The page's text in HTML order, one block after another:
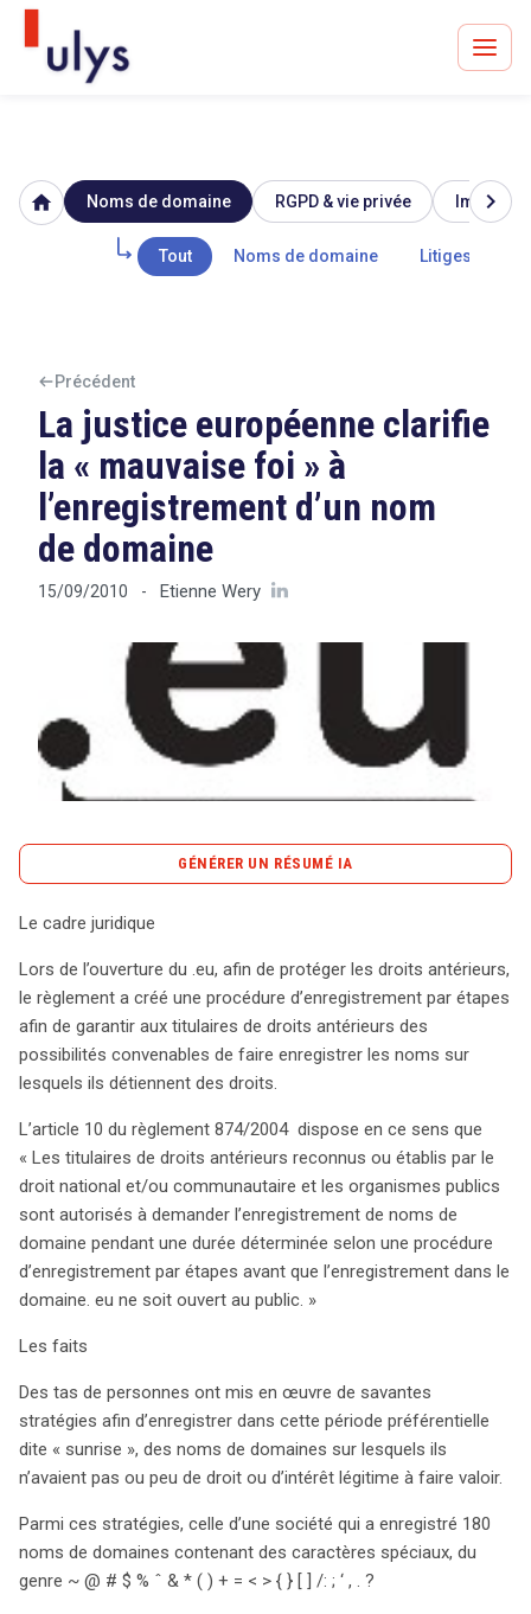
Avocats à Paris & Bruxelles
Leader en droit de l'innovation depuis 30 ans
Tout sur le RGPD
Rechercher
CONTACT
home Noms de domaine RGPD & vie privée Image &
Tout Noms de domaine Litiges
chevron_right
Précédent
La justice européenne clarifie
la « mauvaise foi » à
l’enregistrement d’un nom
de domaine
15/09/2010 - Etienne Wery
GÉNÉRER UN RÉSUMÉ IA
d’enregistrement par étapes, visant à protéger les droits
antérieurs des titulaires. Ce cadre juridique permet aux
détenteurs de droits établis de revendiquer des noms de
domaine avant leur disponibilité publique, conformément
à l’article 10 du règlement 874/2004. Cependant, cette
période « sunrise » a également été exploitée par des
individus cherchant à enregistrer des noms de domaine
sans droits légitimes, en utilisant des caractères
spéciaux pour contourner les restrictions. Par exemple,
un acteur a enregistré 180 noms de domaine en
intégrant des symboles pour finalement revendiquer des
marques connues. L’article 21 du même règlement
mauvaise foi. La Cour a précisé que cette notion de
énumérés dans le règlement, mais peut être établie par
d’autres circonstances. Plusieurs critères sont à
considérer pour évaluer la mauvaise foi, y compris
l’intention de l’enregistrant, la chronologie des
enregistrements et le contexte général de
l’enregistrement. La répétition de comportements
similaires et l’enregistrement de noms juste avant la
Le cadre juridique
Lors de l’ouverture du .eu, afin de protéger les droits antérieurs,
le règlement a créé une procédure d’enregistrement par étapes
afin de garantir aux titulaires de droits antérieurs des
possibilités convenables de faire enregistrer les noms sur
lesquels ils détiennent des droits.
L’article 10 du règlement 874/2004 dispose en ce sens que
« Les titulaires de droits antérieurs reconnus ou établis par le
droit national et/ou communautaire et les organismes publics
sont autorisés à demander l’enregistrement de noms de
domaine pendant une durée déterminée selon une procédure
d’enregistrement par étapes avant que l’enregistrement dans le
domaine. eu ne soit ouvert au public. »
Les faits
Des tas de personnes ont mis en œuvre de savantes
stratégies afin d’enregistrer dans cette période préférentielle
dite « sunrise », des noms de domaines sur lesquels ils
n’avaient pas ou peu de droit ou d’intérêt légitime à faire valoir.
Parmi ces stratégies, celle d’une société qui a enregistré 180
noms de domaines contenant des caractères spéciaux, du
genre ~ @ # $ % ˆ & * ( ) + = < > { } [ ] /: ; ‘ , . ?